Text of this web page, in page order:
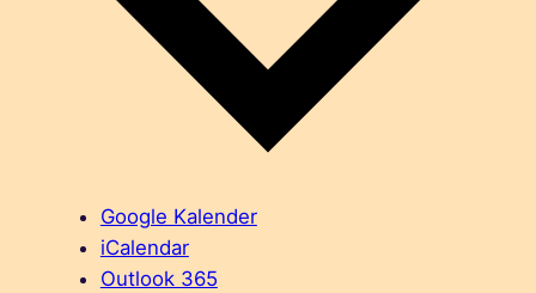
Google Kalender
iCalendar
Outlook 365